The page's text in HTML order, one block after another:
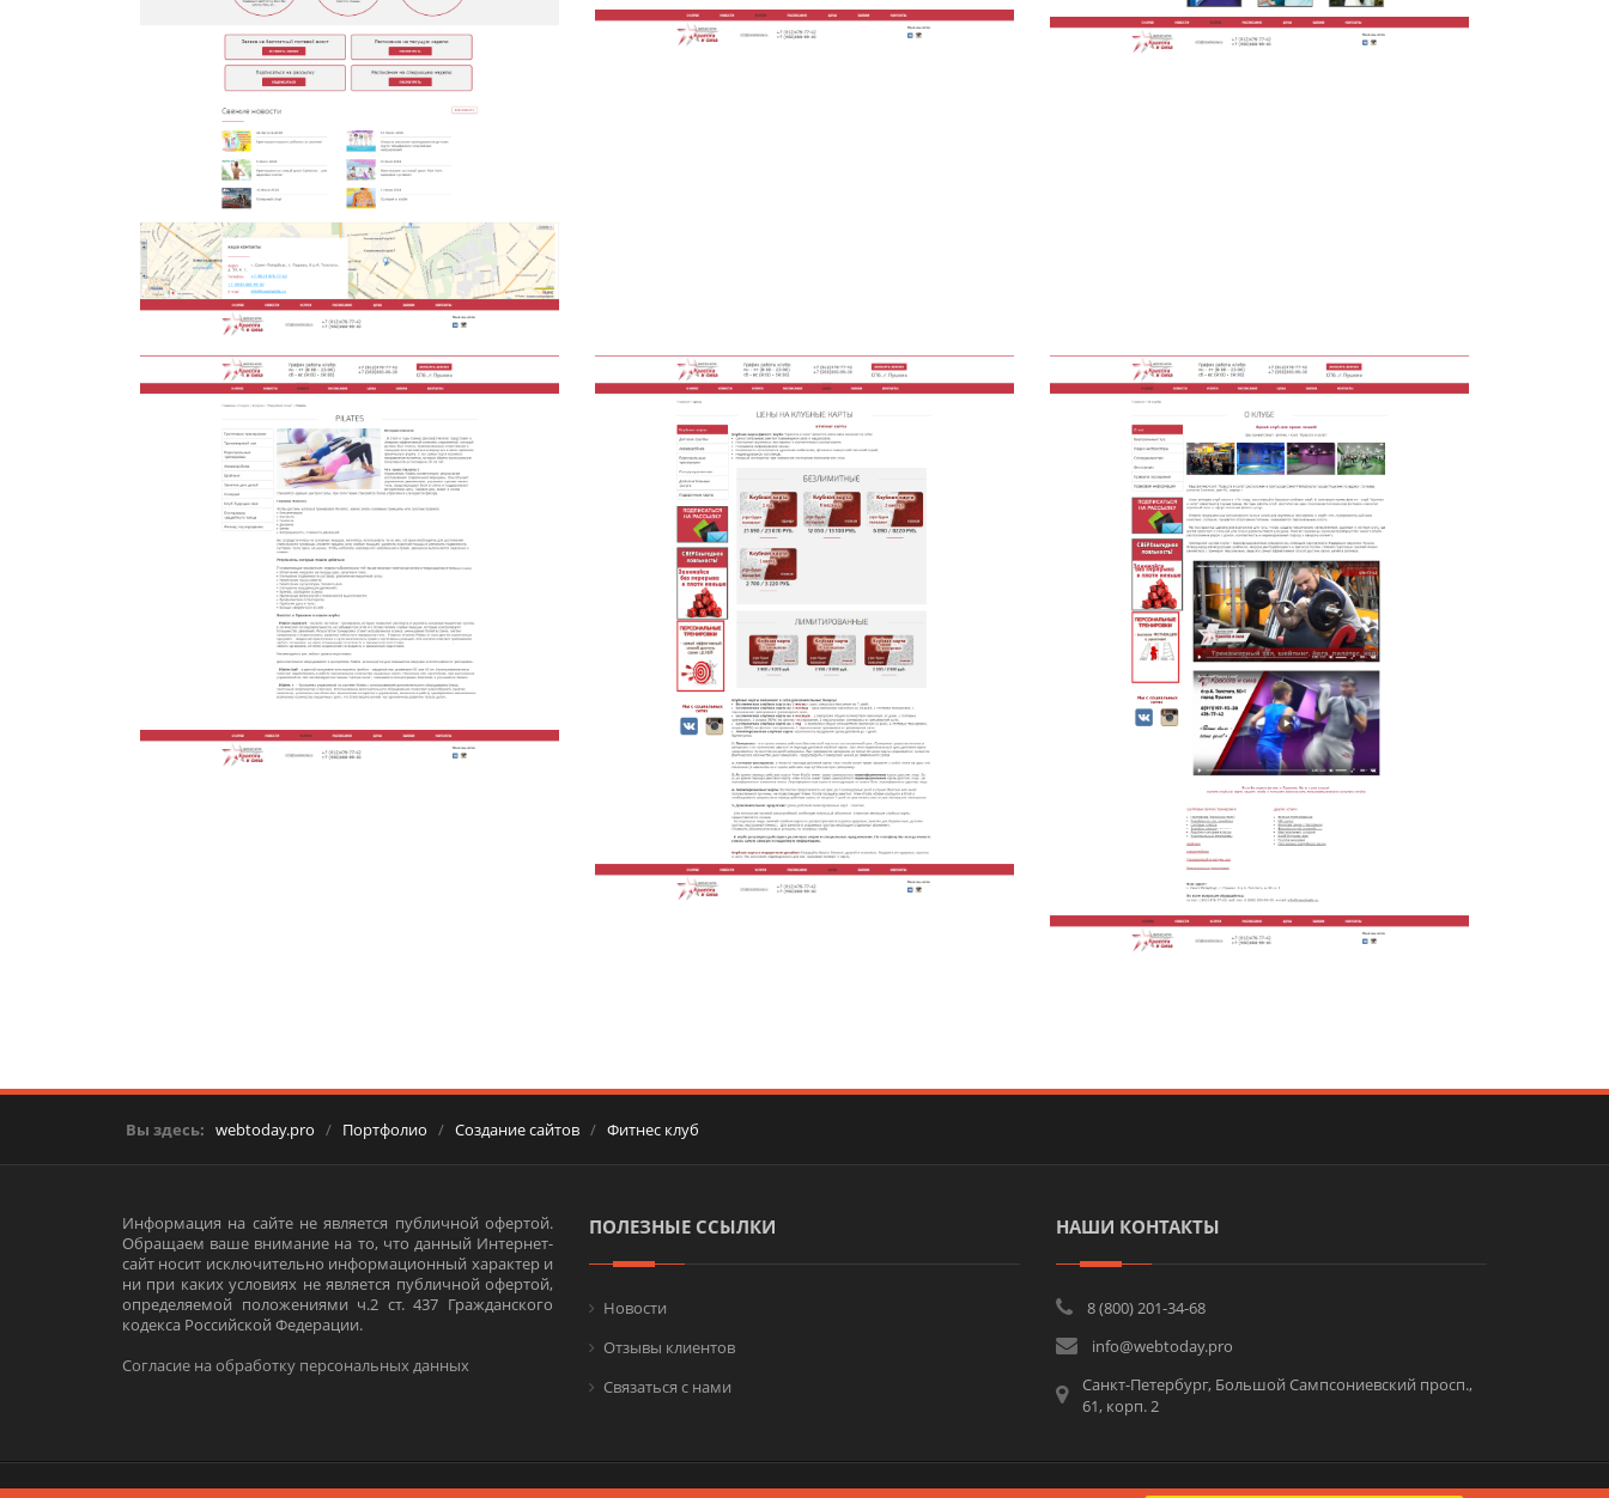
Вы здесь: webtoday.pro / Портфолио / Создание сайтов / Фитнес клуб
Информация на сайте не является публичной офертой.
Обращаем ваше внимание на то, что данный Интернет-
сайт носит исключительно информационный характер и
ни при каких условиях не является публичной офертой,
определяемой положениями ч.2 ст. 437 Гражданского
кодекса Российской Федерации.
Согласие на обработку персональных данных
ПОЛЕЗНЫЕ ССЫЛКИ
Новости
Отзывы клиентов
Связаться с нами
НАШИ КОНТАКТЫ
8 (800) 201-34-68
info@webtoday.pro
Санкт-Петербург, Большой Сампсониевский просп.,
61, корп. 2